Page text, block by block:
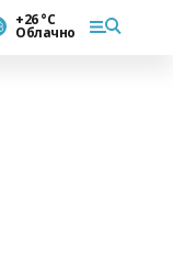
+26 °С
Облачно